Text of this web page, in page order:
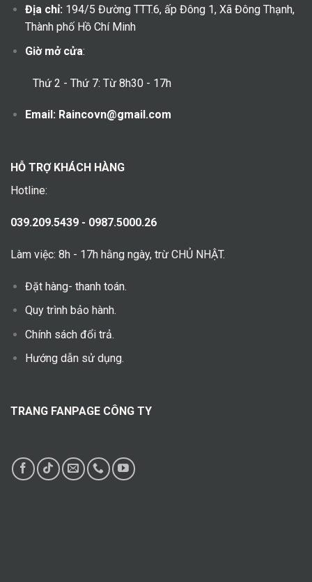
Địa chỉ: 194/5 Đường TTT.6, ấp Đông 1, Xã Đông Thạnh,
Thành phố Hồ Chí Minh
Giờ mở cửa:
Thứ 2 - Thứ 7: Từ 8h30 - 17h
Email: Raincovn@gmail.com
HỖ TRỢ KHÁCH HÀNG
Hotline:
039.209.5439 - 0987.5000.26
Làm việc: 8h - 17h hằng ngày, trừ CHỦ NHẬT.
Đặt hàng- thanh toán.
Quy trình bảo hành.
Chính sách đổi trả.
Hướng dẫn sử dụng.
TRANG FANPAGE CÔNG TY